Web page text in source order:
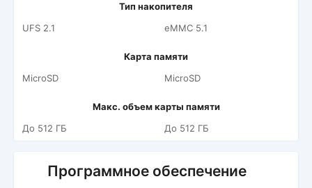
Тип накопителя
UFS 2.1
eMMC 5.1
Карта памяти
MicroSD
MicroSD
Макс. объем карты памяти
До 512 ГБ
До 512 ГБ
Программное обеспечение